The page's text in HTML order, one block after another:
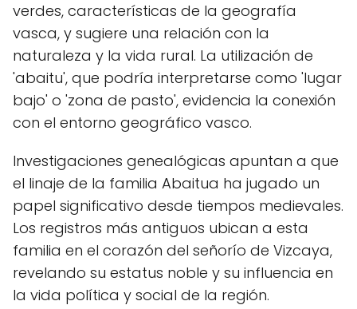
verdes, características de la geografía
vasca, y sugiere una relación con la
naturaleza y la vida rural. La utilización de
'abaitu', que podría interpretarse como 'lugar
bajo' o 'zona de pasto', evidencia la conexión
con el entorno geográfico vasco.
Investigaciones genealógicas apuntan a que
el linaje de la familia Abaitua ha jugado un
papel significativo desde tiempos medievales.
Los registros más antiguos ubican a esta
familia en el corazón del señorío de Vizcaya,
revelando su estatus noble y su influencia en
la vida política y social de la región.